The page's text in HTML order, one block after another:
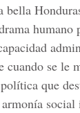
bella
humano
cuando se le
que